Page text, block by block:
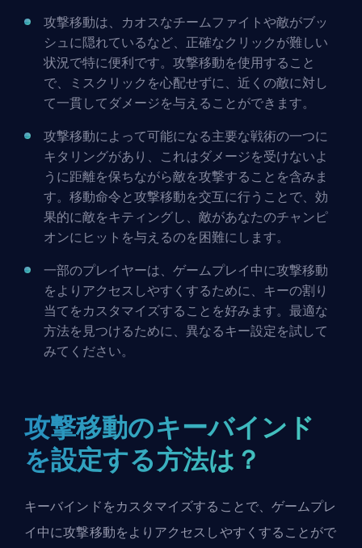
攻撃移動は、カオスなチームファイトや敵がブッ
シュに隠れているなど、正確なクリックが難しい
状況で特に便利です。攻撃移動を使用すること
で、ミスクリックを心配せずに、近くの敵に対し
て一貫してダメージを与えることができます。
攻撃移動によって可能になる主要な戦術の一つに
キタリングがあり、これはダメージを受けないよ
うに距離を保ちながら敵を攻撃することを含みま
す。移動命令と攻撃移動を交互に行うことで、効
果的に敵をキティングし、敵があなたのチャンピ
オンにヒットを与えるのを困難にします。
一部のプレイヤーは、ゲームプレイ中に攻撃移動
をよりアクセスしやすくするために、キーの割り
当てをカスタマイズすることを好みます。最適な
方法を見つけるために、異なるキー設定を試して
みてください。
攻撃移動のキーバインド
を設定する方法は？
キーバインドをカスタマイズすることで、ゲームプレ
イ中に攻撃移動をよりアクセスしやすくすることがで